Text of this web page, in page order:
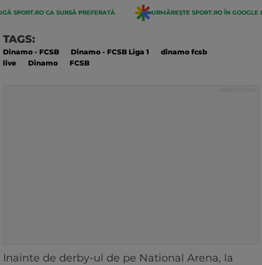
SPORT.RO CA SURSĂ PREFERATĂ URMĂREȘTE SPORT.RO ÎN GOOGLE
TAGS:
Dinamo - FCSB Dinamo - FCSB Liga 1
dinamo fcsb
live
Dinamo FCSB
Inainte de derby-ul de pe National Arena, la